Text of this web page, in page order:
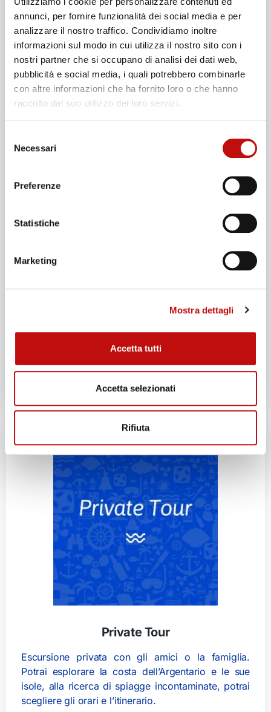
annunci, per fornire funzionalità dei social media e per
analizzare il nostro traffico. Condividiamo inoltre
informazioni sul modo in cui utilizza il nostro sito con i
nostri partner che si occupano di analisi dei dati web,
pubblicità e social media, i quali potrebbero combinarle
con altre informazioni che ha fornito loro o che hanno
raccolto dal suo utilizzo dei loro servizi.
delNecessari
Preferenze
Statistiche
Marketing
Mostra dettagli
Accetta tutti
Accetta selezionati
Rifiuta
Un’esperienza adatta a tutti! Con maschera, pinne
del mare. L’unica cosa che devi fare è… tuffarti e
PRODOTTO!
Private Tour
Escursione privata con gli amici o la famiglia.
Potrai esplorare la costa dell’Argentario e le sue
isole, alla ricerca di spiagge incontaminate, potrai
scegliere gli orari e l’itinerario.